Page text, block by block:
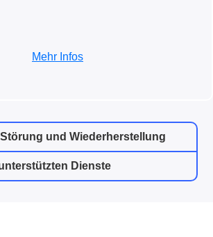
Mehr Infos
und Wiederherstellung
Dienste